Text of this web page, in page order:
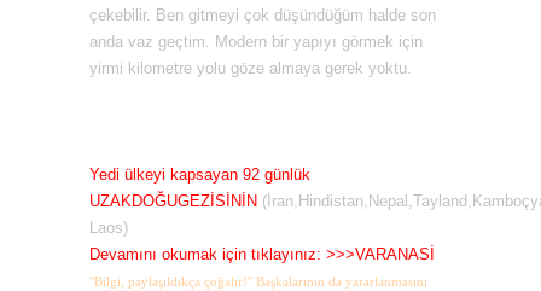
çekebilir. Ben gitmeyi çok düşündüğüm halde son
anda vaz geçtim. Modern bir yapıyı görmek için
yirmi kilometre yolu göze almaya gerek yoktu.
Yedi ülkeyi kapsayan 92 günlük
UZAKDOĞUGEZİSİNİN
Laos)
Devamını okumak için tıklayınız: >>>VARANASİ
"Bilgi, paylaşıldıkça çoğalır!" Başkalarının da yararlanmasını